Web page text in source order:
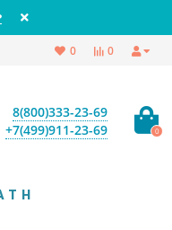
0
0
8(800)333-23-69
+7(499)911-23-69
0